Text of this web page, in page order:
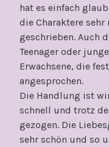
hat es einfach
die Charaktere
geschrieben. Auch
Teenager oder
Erwachsene, die
angesprochen.
Die Handlung ist
schnell und trotz
gezogen. Die
sehr schön und so